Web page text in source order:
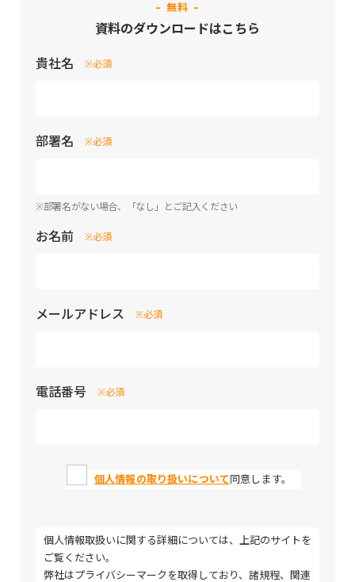
- 無料 -
資料のダウンロードはこちら
貴社名 ※必須
部署名 ※必須
※部署名がない場合、「なし」とご記入ください
お名前 ※必須
メールアドレス ※必須
電話番号 ※必須
個人情報の取り扱いについて 同意します。
個人情報取扱いに関する詳細については、上記のサイトを
ご覧ください。
弊社はプライバシーマークを取得しており、諸規程、関連